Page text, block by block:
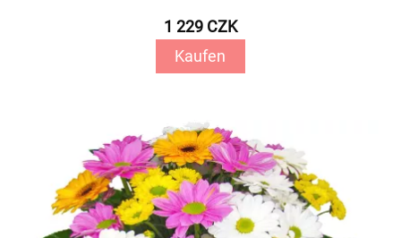
1 229 CZK
Kaufen